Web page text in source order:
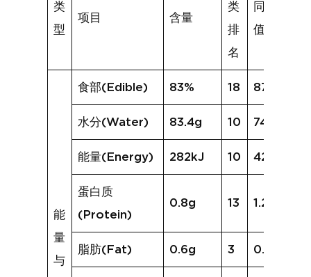
类
型
项目 含量
类
排
名
同类均
值
能
量
与
食部(Edible) 83% 18 87%
水分(Water) 83.4g 10 74.4g
能量(Energy) 282kJ 10 425kJ
蛋白质
(Protein)
0.8g 13 1.2g
脂肪(Fat) 0.6g 3 0.6g